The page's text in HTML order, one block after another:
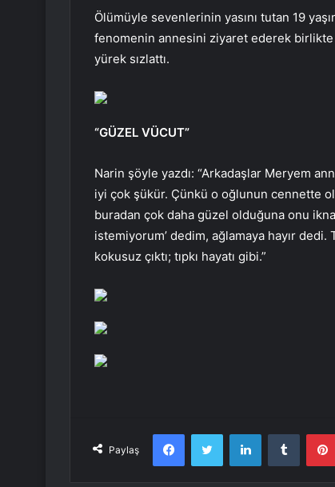
Ölümüyle sevenlerinin yasını tutan 19
fenomenin annesini ziyaret ederek birlikte
yürek sızlattı.
“GÜZEL VÜCUT”
Narin şöyle yazdı: “Arkadaşlar Meryem
iyi çok şükür. Çünkü o oğlunun cennette
buradan çok daha güzel olduğuna onu
istemiyorum’ dedim, ağlamaya hayır
kokusuz çıktı; tıpkı hayatı gibi.”
Paylaş
FacebookTwitter LinkedInTumblr